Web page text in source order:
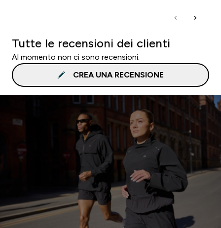
Tutte le recensioni dei clienti
Al momento non ci sono recensioni.
CREA UNA RECENSIONE